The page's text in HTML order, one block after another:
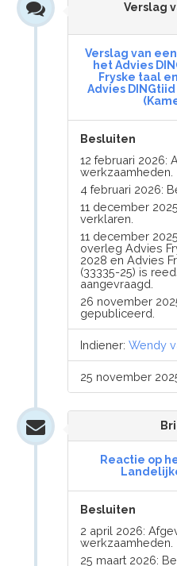
Verslag
Verslag van
het Advies
Fryske taal
Advies
Besluiten
12 februari 2026:
werkzaamheden.
4 februari 2026:
11 december
verklaren.
11 december
overleg Advies
2028 en Advies
(33335-25) is
aangevraagd.
26 november
gepubliceerd.
Indiener:Wendy
25 november
Reactie op
Besluiten
2 april 2026:
werkzaamheden.
25 maart 2026: